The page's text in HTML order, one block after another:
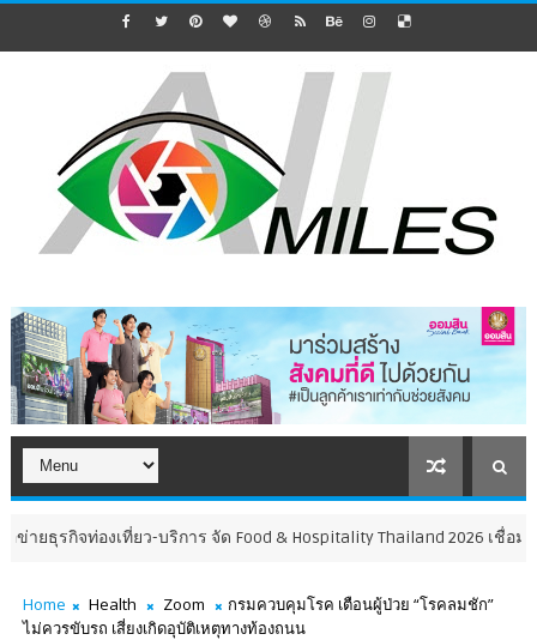
ที่ยว-บริการ จัด Food & Hospitality Thailand 2026 เชื่อม 4 งานใหญ่ สร้
Home Health Zoom
กรมควบคุมโรค เตือนผู้ป่วย “โรคลมชัก”
ไม่ควรขับรถ เสี่ยงเกิดอุบัติเหตุทางท้องถนน